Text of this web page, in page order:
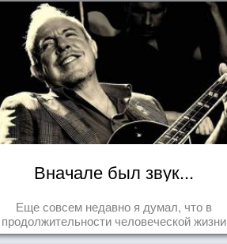
Вначале был звук...
Еще совсем недавно я думал, что в
продолжительности человеческой жизни
заложена какая-то ошибка.